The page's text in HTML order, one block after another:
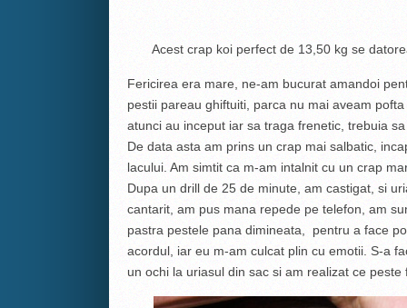
Acest crap koi perfect de 13,50 kg se
Fericirea era mare, ne-am bucurat amandoi
pestii pareau ghiftuiti, parca nu mai aveam
atunci au inceput iar sa traga frenetic, trebuia
De data asta am prins un crap mai salbatic,
lacului. Am simtit ca m-am intalnit cu un crap
Dupa un drill de 25 de minute, am castigat, si
cantarit, am pus mana repede pe telefon, am
pastra pestele pana dimineata, pentru a face
acordul, iar eu m-am culcat plin cu emotii. S-a
un ochi la uriasul din sac si am realizat ce